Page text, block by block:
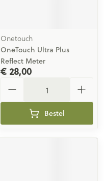
Onetouch
OneTouch Ultra Plus
Reflect Meter
€ 28,00
Bestel